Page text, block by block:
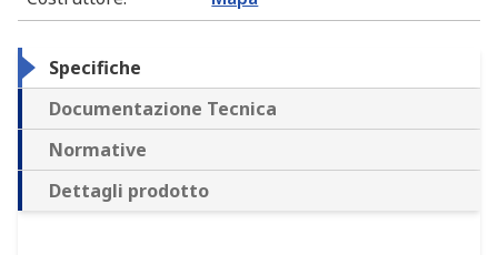
Specifiche
Documentazione Tecnica
Normative
Dettagli prodotto